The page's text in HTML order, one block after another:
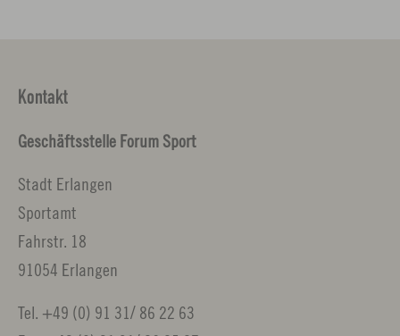
Kontakt
Geschäftsstelle Forum Sport
Stadt Erlangen
Sportamt
Fahrstr. 18
91054 Erlangen
Tel. +49 (0) 91 31/ 86 22 63